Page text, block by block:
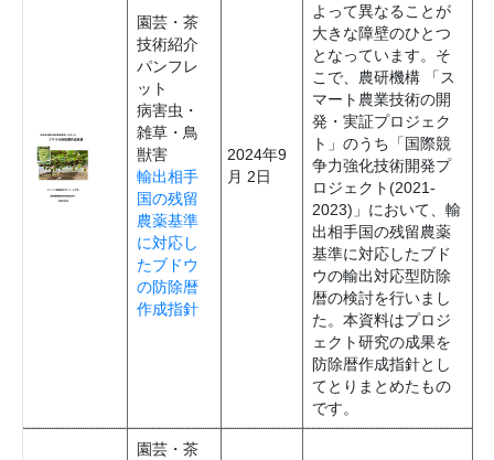
園芸・茶
技術紹介
パンフレ
ット
病害虫・
雑草・鳥
獣害
輸出相手
国の残留
農薬基準
に対応し
たブドウ
の防除暦
作成指針
2024年9
月 2日
よって異なることが
大きな障壁のひとつ
となっています。そ
こで、農研機構 「ス
マート農業技術の開
発・実証プロジェク
ト」のうち「国際競
争力強化技術開発プ
ロジェクト(2021-
2023)」において、輸
出相手国の残留農薬
基準に対応したブド
ウの輸出対応型防除
暦の検討を行いまし
た。本資料はプロジ
ェクト研究の成果を
防除暦作成指針とし
てとりまとめたもの
です。
園芸・茶